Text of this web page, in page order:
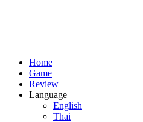
Home
Game
Review
Language
English
Thai